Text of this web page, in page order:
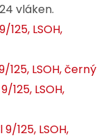
vláken.
LSOH,
125, LSOH, černý
125, LSOH,
125, LSOH,